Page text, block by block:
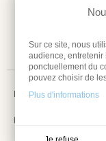
Sur ce site, nous
audience, entretenir
ponctuellement du
pouvez choisir de
Plus d'informations
Mentions légales
Information sur les